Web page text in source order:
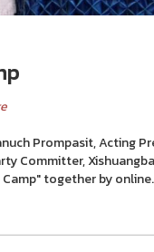
Prompasit, Acting
Committer,
together by online.